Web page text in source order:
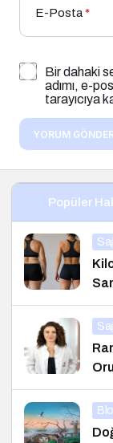
E-Posta*
Bir dahaki
adımı, e-
tarayıcıya
YORUM
Popüler